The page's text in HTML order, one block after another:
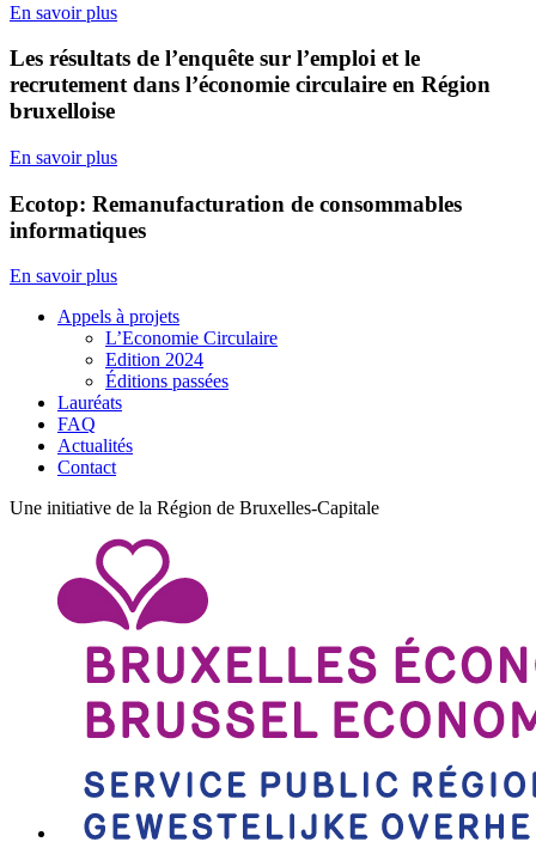
En savoir plus
Les résultats de l’enquête sur l’emploi et le
recrutement dans l’économie circulaire en Région
bruxelloise
En savoir plus
Ecotop: Remanufacturation de consommables
informatiques
En savoir plus
Appels à projets
L’Economie Circulaire
Edition 2024
Éditions passées
Lauréats
FAQ
Actualités
Contact
Une initiative de la Région de Bruxelles-Capitale